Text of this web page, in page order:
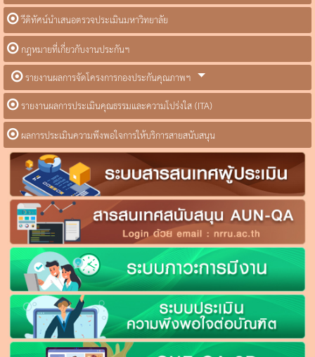
วีดิทัศน์นำเสนอตรวจประเมินมหาวิทยาลัย
กฎหมายที่เกี่ยวกับงานประกันฯ
รายงานผลการจัดโครงการกองประกันคุณภาพฯ
รายงานผลการประเมินคุณธรรมและความโปร่งใส (ITA)
ผลการประเมินความพึงพอใจการให้บริการสายสนับสนุน